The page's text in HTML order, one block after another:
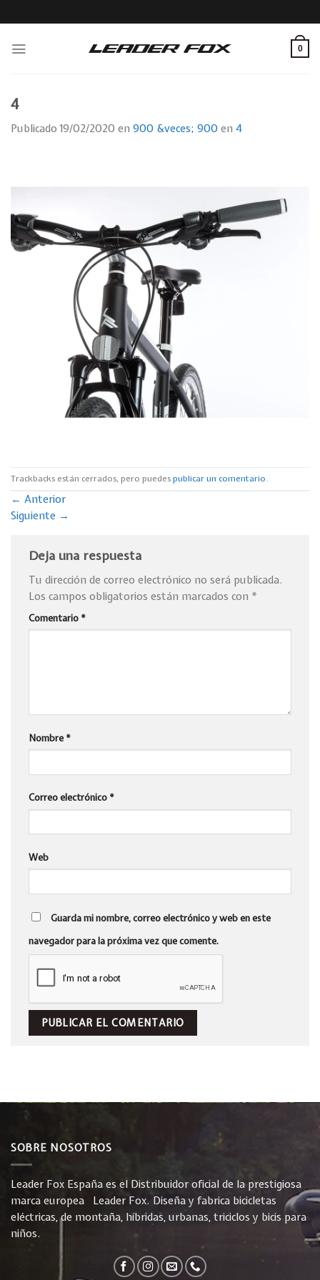
to
0
4
Publicado19/02/2020 en 900 &veces; 900 en 4
Trackbacks están cerrados, pero puedespublicar un comentario.
← Anterior
Siguiente →
Deja una respuesta
Tu dirección de correo electrónico no será publicada.
Los campos obligatorios están marcados con *
Comentario *
Nombre *
Correo electrónico *
Web
Guarda mi nombre, correo electrónico y web en este
navegador para la próxima vez que comente.
SOBRE NOSOTROS
Leader Fox España es el Distribuidor oficial de la prestigiosa
marca europea Leader Fox. Diseña y fabrica bicicletas
eléctricas, de montaña, híbridas, urbanas, triciclos y bicis para
niños.